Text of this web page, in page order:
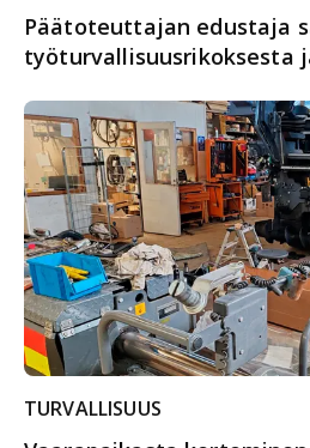
Päätoteuttajan edustaja
työturvallisuusrikoksesta
TURVALLISUUS